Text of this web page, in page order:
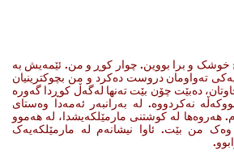
خوشک‌ و برا بووین. چوار کوڕ و من. ئێمه‌یش به‌
ته‌واومان دروست ده‌کرد و من بچوکترینیان
ده‌بێت چۆن ‌بێت ته‌نها له‌گه‌ڵ کوڕدا گه‌وره‌
نه‌کردووه‌. له‌ به‌رانبه‌ر ئه‌مه‌دا وه‌ستای
هه‌روه‌ها له‌ کوشتنی مارمێلکه‌یشدا، له‌ هه‌موو
من بێت. ئاوا نیشانه‌م له‌ مارمێلکه‌یه‌ک